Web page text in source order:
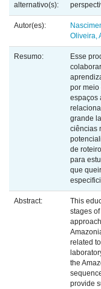
alternativo(s):
Autor(es):
Oliveira,
Resumo:
Esse
por meio
espaços
grande
ciências
de
para
que
Abstract:
This
stages
related
the
provide